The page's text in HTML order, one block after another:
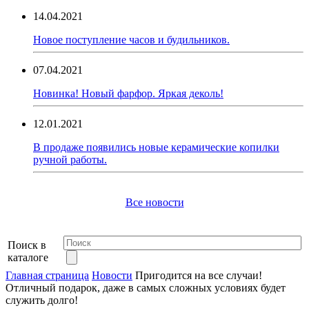
14.04.2021
Новое поступление часов и будильников.
07.04.2021
Новинка! Новый фарфор. Яркая деколь!
12.01.2021
В продаже появились новые керамические копилки
ручной работы.
Все новости
Поиск в
каталоге
Главная страница Новости Пригодится на все случаи!
Отличный подарок, даже в самых сложных условиях будет
служить долго!